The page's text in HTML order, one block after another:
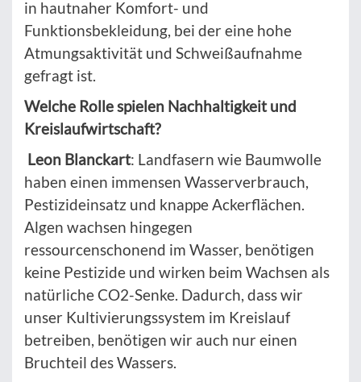
in hautnaher Komfort- und
Funktionsbekleidung, bei der eine hohe
Atmungsaktivität und Schweißaufnahme
gefragt ist.
Welche Rolle spielen Nachhaltigkeit und
Kreislaufwirtschaft?
Leon Blanckart: Landfasern wie Baumwolle
haben einen immensen Wasserverbrauch,
Pestizideinsatz und knappe Ackerflächen.
Algen wachsen hingegen
ressourcenschonend im Wasser, benötigen
keine Pestizide und wirken beim Wachsen als
natürliche CO2-Senke. Dadurch, dass wir
unser Kultivierungssystem im Kreislauf
betreiben, benötigen wir auch nur einen
Bruchteil des Wassers.